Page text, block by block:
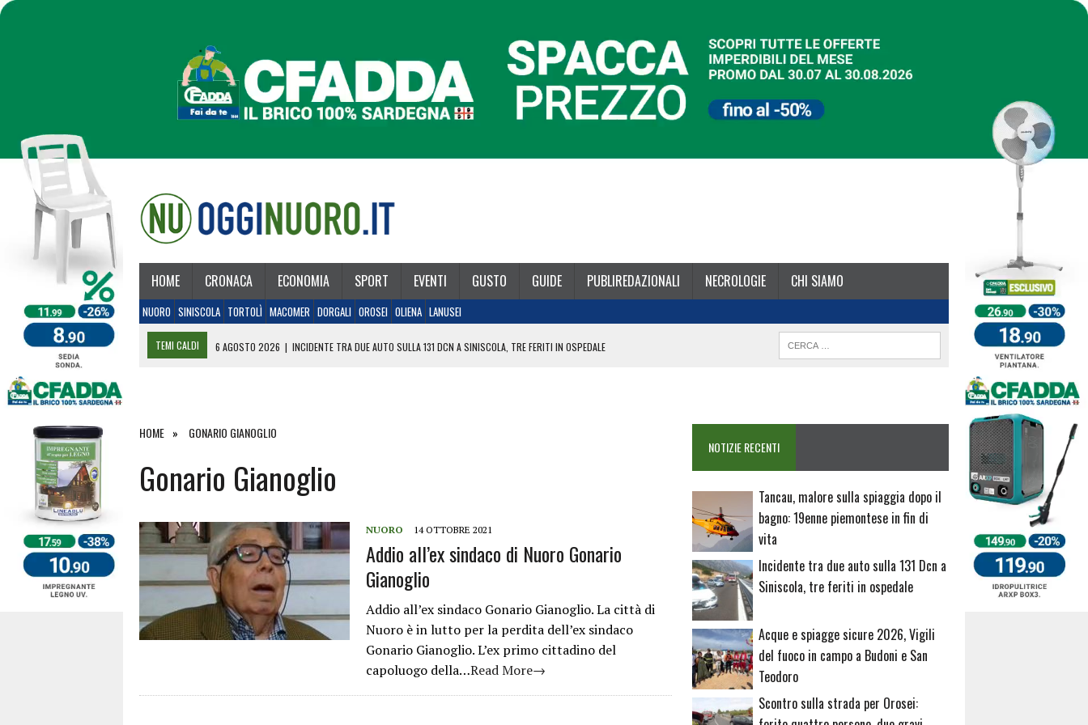
HOME CRONACA ECONOMIA SPORT EVENTI GUSTO GUIDE PUBLIREDAZIONALI NECROLOGIE CHI SIAMO
NUORO SINISCOLA TORTOLÌ MACOMER DORGALI OROSEI OLIENA LANUSEI
TEMI CALDI 6 AGOSTO 2026 | INCIDENTE TRA DUE AUTO SULLA 131 DCN A SINISCOLA, TRE FERITI IN OSPEDALE
27 LUGLIO 2026 | OMICIDIO A BARI SARDO, ECCO COME È STATO UCCISO SIMONE CONCAS
HOME GONARIO GIANOGLIO
Gonario Gianoglio
NUORO 14 OTTOBRE 2021
Addio all’ex sindaco di Nuoro Gonario
Gianoglio
Addio all’ex sindaco Gonario Gianoglio. La città di
Nuoro è in lutto per la perdita dell’ex sindaco
Gonario Gianoglio. L’ex primo cittadino del
capoluogo della…Read More→
NOTIZIE RECENTI
Tancau, malore sulla spiaggia dopo il
bagno: 19enne piemontese in fin di
vita
Incidente tra due auto sulla 131 Dcn a
Siniscola, tre feriti in ospedale
Acque e spiagge sicure 2026, Vigili
del fuoco in campo a Budoni e San
Teodoro
Scontro sulla strada per Orosei: